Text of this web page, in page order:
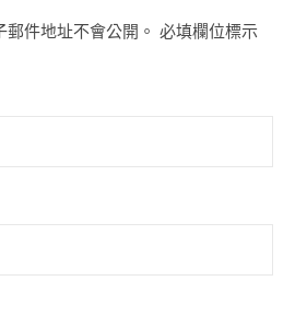
件地址不會公開。 必填欄位標示